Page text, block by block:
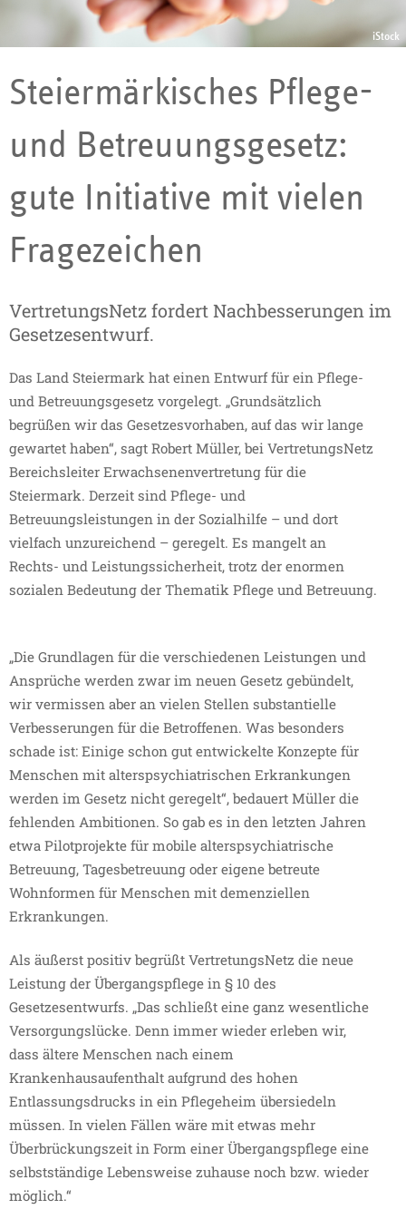
iStock
Steiermärkisches Pflege-
und Betreuungsgesetz:
gute Initiative mit vielen
Fragezeichen
VertretungsNetz fordert Nachbesserungen im
Gesetzesentwurf.
Das Land Steiermark hat einen Entwurf für ein Pflege-
und Betreuungsgesetz vorgelegt. „Grundsätzlich
begrüßen wir das Gesetzesvorhaben, auf das wir lange
gewartet haben“, sagt Robert Müller, bei VertretungsNetz
Bereichsleiter Erwachsenenvertretung für die
Steiermark. Derzeit sind Pflege- und
Betreuungsleistungen in der Sozialhilfe – und dort
vielfach unzureichend – geregelt. Es mangelt an
Rechts- und Leistungssicherheit, trotz der enormen
sozialen Bedeutung der Thematik Pflege und Betreuung.
„Die Grundlagen für die verschiedenen Leistungen und
Ansprüche werden zwar im neuen Gesetz gebündelt,
wir vermissen aber an vielen Stellen substantielle
Verbesserungen für die Betroffenen. Was besonders
schade ist: Einige schon gut entwickelte Konzepte für
Menschen mit alterspsychiatrischen Erkrankungen
werden im Gesetz nicht geregelt“, bedauert Müller die
fehlenden Ambitionen. So gab es in den letzten Jahren
etwa Pilotprojekte für mobile alterspsychiatrische
Betreuung, Tagesbetreuung oder eigene betreute
Wohnformen für Menschen mit demenziellen
Erkrankungen.
Als äußerst positiv begrüßt VertretungsNetz die neue
Leistung der Übergangspflege in § 10 des
Gesetzesentwurfs. „Das schließt eine ganz wesentliche
Versorgungslücke. Denn immer wieder erleben wir,
dass ältere Menschen nach einem
Krankenhausaufenthalt aufgrund des hohen
Entlassungsdrucks in ein Pflegeheim übersiedeln
müssen. In vielen Fällen wäre mit etwas mehr
Überbrückungszeit in Form einer Übergangspflege eine
selbstständige Lebensweise zuhause noch bzw. wieder
möglich.“